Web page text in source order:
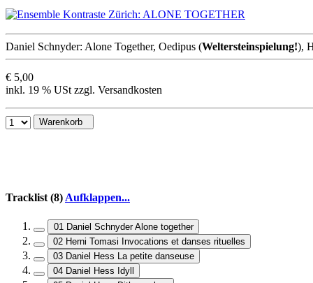
Daniel Schnyder: Alone Together, Oedipus (Weltersteinspielung!),
€ 5,00
inkl. 19 % USt zzgl. Versandkosten
Warenkorb
Tracklist (8)Aufklappen...
01 Daniel Schnyder Alone together
02 Herni Tomasi Invocations et danses rituelles
03 Daniel Hess La petite danseuse
04 Daniel Hess Idyll